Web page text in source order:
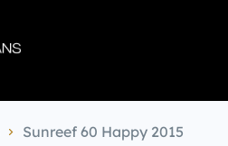
Sunreef 60 Happy 2015